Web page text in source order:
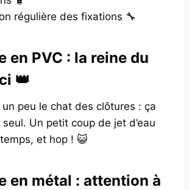
régulière des fixations 🔧
en PVC : la reine du
👑
un peu le chat des clôtures : ça
seul. Un petit coup de jet d’eau
et hop ! 😺
en métal : attention à